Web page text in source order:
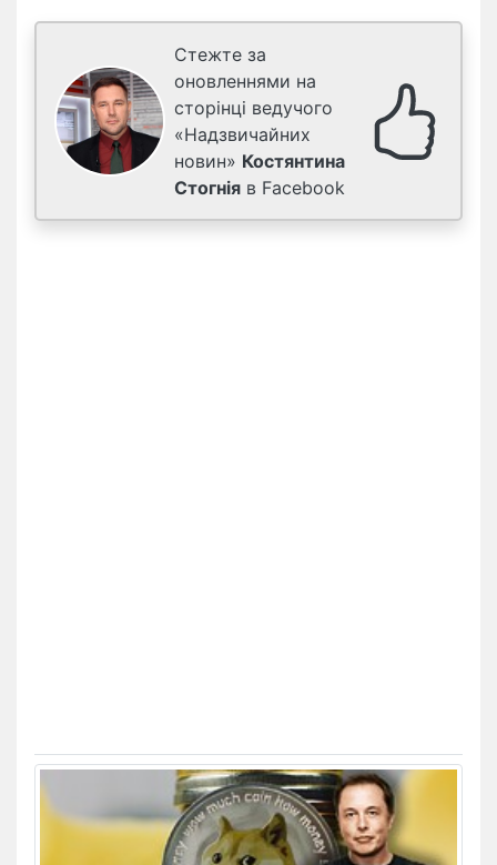
Стежте за
оновленнями на
сторінці ведучого
«Надзвичайних
новин» Костянтина
Стогнія в Facebook